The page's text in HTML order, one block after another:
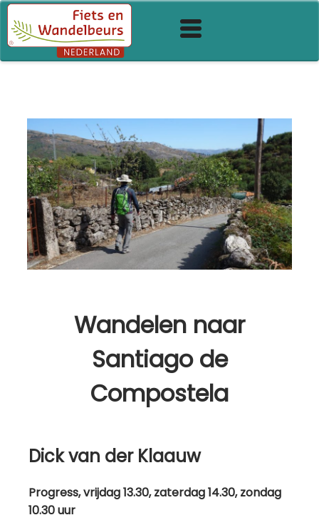
Wandelen naar
Santiago de
Compostela
Dick van der Klaauw
Progress, vrijdag 13.30, zaterdag 14.30, zondag
10.30 uur